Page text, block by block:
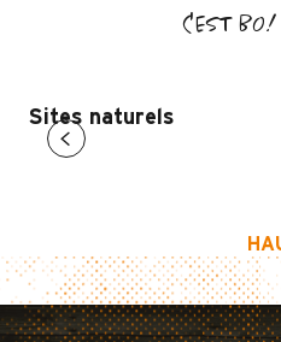
C'EST
Sites naturels